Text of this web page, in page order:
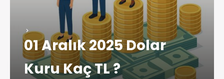
01 Aralık 2025 Dolar
Kuru Kaç TL ?